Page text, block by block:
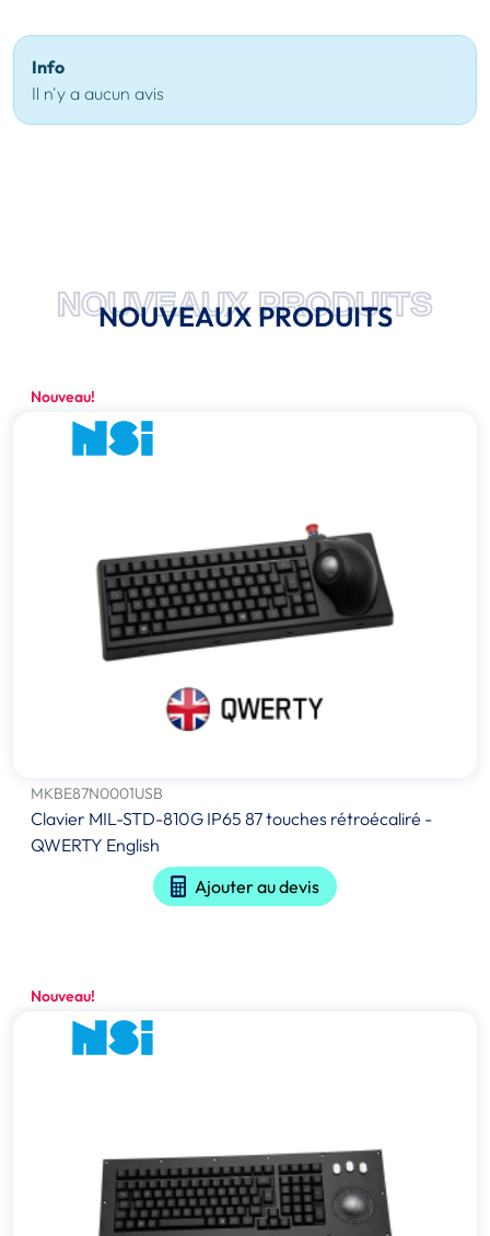
Info
Il n'y a aucun avis
NOUVEAUX PRODUITS
NOUVEAUX PRODUITS
Nouveau!
MKBE87N0001USB
Clavier MIL-STD-810G IP65 87 touches rétroécaliré -
QWERTY English
Ajouter au devis
Nouveau!